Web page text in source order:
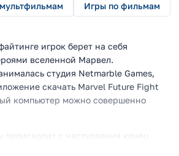
Игры по фильмам
игрок берет на себя
вселенной Марвел.
студия Netmarble Games,
скачать Marvel Future Fight
компьютер можно совершенно
происходит с наступления конец
за спасение и выживание